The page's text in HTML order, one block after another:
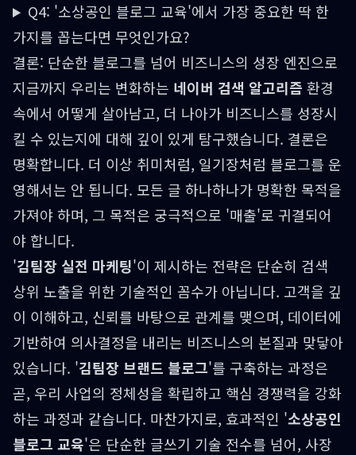
Q4: '소상공인 블로그 교육'에서 가장 중요한 딱 한
가지를 꼽는다면 무엇인가요?
결론: 단순한 블로그를 넘어 비즈니스의 성장 엔진으로
지금까지 우리는 변화하는 네이버 검색 알고리즘 환경
속에서 어떻게 살아남고, 더 나아가 비즈니스를 성장시
킬 수 있는지에 대해 깊이 있게 탐구했습니다. 결론은
명확합니다. 더 이상 취미처럼, 일기장처럼 블로그를 운
영해서는 안 됩니다. 모든 글 하나하나가 명확한 목적을
가져야 하며, 그 목적은 궁극적으로 '매출'로 귀결되어
야 합니다.
'김팀장 실전 마케팅'이 제시하는 전략은 단순히 검색
상위 노출을 위한 기술적인 꼼수가 아닙니다. 고객을 깊
이 이해하고, 신뢰를 바탕으로 관계를 맺으며, 데이터에
기반하여 의사결정을 내리는 비즈니스의 본질과 맞닿아
있습니다. '김팀장 브랜드 블로그'를 구축하는 과정은
곧, 우리 사업의 정체성을 확립하고 핵심 경쟁력을 강화
하는 과정과 같습니다. 마찬가지로, 효과적인 '소상공인
블로그 교육'은 단순한 글쓰기 기술 전수를 넘어, 사장